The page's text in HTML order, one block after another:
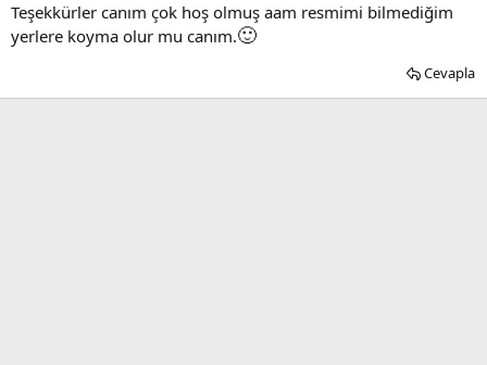
Teşekkürler canım çok hoş olmuş aam resmimi bilmediğim
yerlere koyma olur mu canım.🙂
Cevapla